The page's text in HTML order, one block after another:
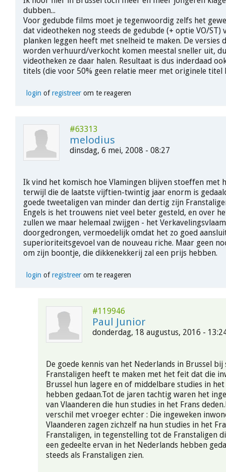
dubben...
Voor gedubde films moet je tegenwoordig zelfs het
dat videotheken nog steeds de gedubde (+ optie VO/ST)
planken leggen heeft met snelheid te maken. De versies
worden verhuurd/verkocht komen meestal sneller uit,
videotheken ze daar halen. Resultaat is dus inderdaad
titels (die voor 50% geen relatie meer met originele titel
login ofregistreerom te reageren
#63313
melodius
dinsdag, 6 mei, 2008 - 08:27
Ik vind het komisch hoe Vlamingen blijven stoeffen met
terwijl die de laatste vijftien-twintig jaar enorm is
goede tweetaligen van minder dan dertig zijn
Engels is het trouwens niet veel beter gesteld, en over
zullen we maar helemaal zwijgen - het
doorgedrongen, vermoedelijk omdat het zo goed
superioriteitsgevoel van de nouveau riche. Maar geen
om zijn boontje, die dikkenekkerij zal een prijs hebben.
login ofregistreerom te reageren
#119946
Paul Junior
donderdag, 18 augustus, 2016 -
De goede kennis van het Nederlands in Brussel bij
Franstaligen heeft te maken met het feit dat die
Brussel hun lagere en of middelbare studies in
hebben gedaan.Tot de jaren tachtig waren het
van Vlaanderen die hun studies in het Frans
verschil met vroeger echter : Die ingeweken
Vlaanderen zagen zichzelf na hun studies in het
Franstaligen, in tegenstelling tot de Franstaligen
een gedeelte ervan in het Nederlands hebben
steeds als Franstaligen zien.